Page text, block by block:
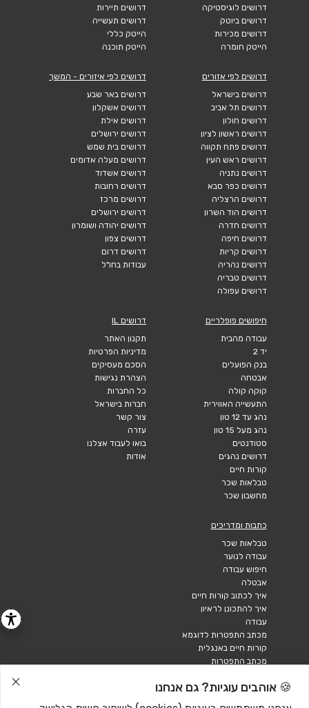
דרושים לוגיסטיקה
דרושים ביוטק
דרושים מכירות
הייטק חומרה
דרושים תיירות
דרושים תעשייה
הייטק כללי
הייטק תוכנה
דרושים לפי אזורים
דרושים בישראל
דרושים תל אביב
דרושים חולון
דרושים ראשון לציון
דרושים פתח תקווה
דרושים ראש העין
דרושים נתניה
דרושים כפר סבא
דרושים הרצליה
דרושים הוד השרון
דרושים חדרה
דרושים חיפה
דרושים קריות
דרושים נהריה
דרושים טבריה
דרושים עפולה
דרושים לפי איזורים - המשך
דרושים באר שבע
דרושים אשקלון
דרושים אילת
דרושים ירושלים
דרושים בית שמש
דרושים מעלה אדומים
דרושים אשדוד
דרושים רחובות
דרושים מרכז
דרושים ירושלים
דרושים יהודה ושומרון
דרושים צפון
דרושים דרום
עבודות בחו"ל
חיפושים פופלריים
עבודה מהבית
יד 2
בנק הפועלים
אבטחה
קוקה קולה
התעשייה האווירית
נהג עד 12 טון
נהג מעל 15 טון
סטודנטים
דרושים נהגים
קורות חיים
טבלאות שכר
מחשבון שכר
דרושים IL
תקנון האתר
מדיניות הפרטיות
הסכם מעסיקים
הצהרת נגישות
כל החברות
חברות בישראל
צור קשר
עזרה
בואו לעבוד אצלנו
אודות
כתבות ומדריכים
טבלאות שכר
עבודה לנוער
חיפוש עבודה
אבטלה
איך לכתוב קורות חיים
איך להתכונן לראיון
עבודה
מכתב התפטרות לדוגמא
קורות חיים באנגלית
מכתב התפטרות
🍪 אוהבים עוגיות? גם אנחנו